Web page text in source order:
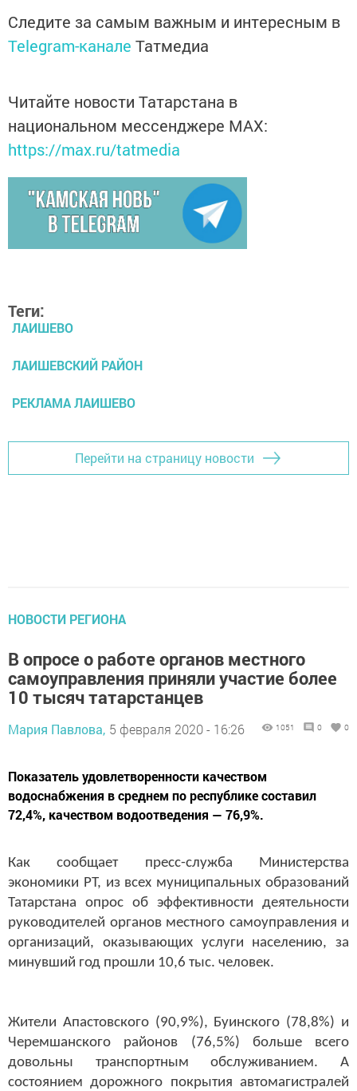
Следите за самым важным и интересным в
Telegram-канале Татмедиа
Читайте новости Татарстана в
национальном мессенджере MАХ:
https://max.ru/tatmedia
Теги:
ЛАИШЕВО
ЛАИШЕВСКИЙ РАЙОН
РЕКЛАМА ЛАИШЕВО
Перейти на страницу новости
НОВОСТИ РЕГИОНА
В опросе о работе органов местного
самоуправления приняли участие более
10 тысяч татарстанцев
Мария Павлова, 5 февраля 2020 - 16:26 1051 0 0
Показатель удовлетворенности качеством
водоснабжения в среднем по республике составил
72,4%, качеством водоотведения — 76,9%.
Как сообщает пресс-служба Министерства
экономики РТ, из всех муниципальных образований
Татарстана опрос об эффективности деятельности
руководителей органов местного самоуправления и
организаций, оказывающих услуги населению, за
минувший год прошли 10,6 тыс. человек.
Жители Апастовского (90,9%), Буинского (78,8%) и
Черемшанского районов (76,5%) больше всего
довольны транспортным обслуживанием. А
состоянием дорожного покрытия автомагистралей